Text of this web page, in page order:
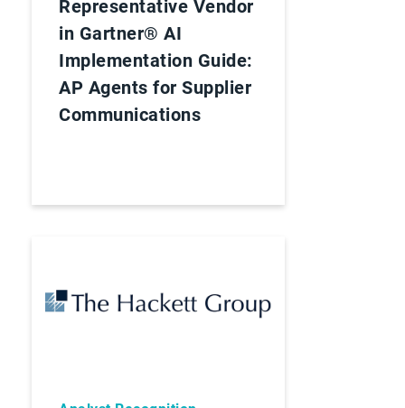
Representative Vendor
in Gartner® AI
Implementation Guide:
AP Agents for Supplier
Communications